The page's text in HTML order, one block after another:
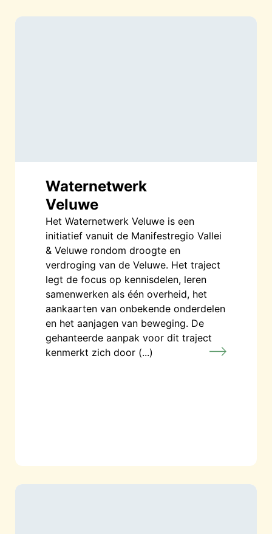
Waternetwerk
Veluwe
Het Waternetwerk Veluwe is een
initiatief vanuit de Manifestregio Vallei
& Veluwe rondom droogte en
verdroging van de Veluwe. Het traject
legt de focus op kennisdelen, leren
samenwerken als één overheid, het
aankaarten van onbekende onderdelen
en het aanjagen van beweging. De
gehanteerde aanpak voor dit traject
kenmerkt zich door (...)